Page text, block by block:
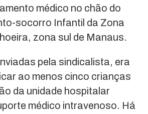
médico no chão do
socorro Infantil da Zona
zona sul de Manaus.
pela sindicalista, era
ao menos cinco crianças
da unidade hospitalar
médico intravenoso. Há